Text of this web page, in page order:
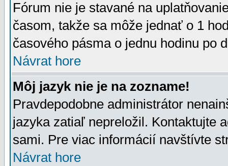
Fórum nie je stavané na
časom, takže sa môže jednať o 1
časového pásma o jednu hodinu po
Návrat hore
Môj jazyk nie je na zozname!
Pravdepodobne administrátor
jazyka zatiaľ nepreložil. Kontaktujte
sami. Pre viac informácií navštívte
Návrat hore